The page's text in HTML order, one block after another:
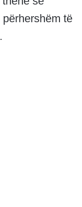
përhershëm të